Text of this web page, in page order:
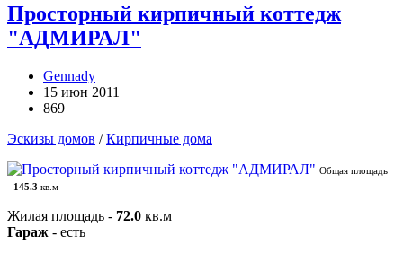
Просторный кирпичный коттедж
"АДМИРАЛ"
Gennady
15 июн 2011
869
Эскизы домов /Кирпичные дома
Общая площадь
- 145.3 кв.м
Жилая площадь - 72.0 кв.м
Гараж - есть